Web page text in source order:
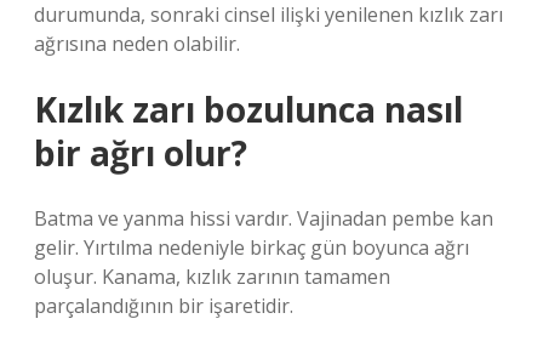
durumunda, sonraki cinsel ilişki yenilenen kızlık zarı
ağrısına neden olabilir.
Kızlık zarı bozulunca nasıl
bir ağrı olur?
Batma ve yanma hissi vardır. Vajinadan pembe kan
gelir. Yırtılma nedeniyle birkaç gün boyunca ağrı
oluşur. Kanama, kızlık zarının tamamen
parçalandığının bir işaretidir.